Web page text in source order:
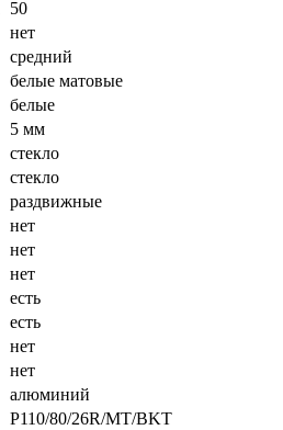
50
нет
средний
белые матовые
белые
5 мм
стекло
стекло
раздвижные
нет
нет
нет
есть
есть
нет
нет
алюминий
P110/80/26R/MT/BKT